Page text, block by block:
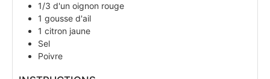
1/3 d'un oignon rouge
1 gousse d'ail
1 citron jaune
Sel
Poivre